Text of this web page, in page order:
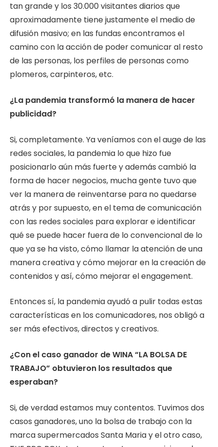
tan grande y los 30.000 visitantes diarios que
aproximadamente tiene justamente el medio de
difusión masivo; en las fundas encontramos el
camino con la acción de poder comunicar al resto
de las personas, los perfiles de personas como
plomeros, carpinteros, etc.
¿La pandemia transformó la manera de hacer
publicidad?
Si, completamente. Ya veníamos con el auge de las
redes sociales, la pandemia lo que hizo fue
posicionarlo aún más fuerte y además cambió la
forma de hacer negocios, mucha gente tuvo que
ver la manera de reinventarse para no quedarse
atrás y por supuesto, en el tema de comunicación
con las redes sociales para explorar e identificar
qué se puede hacer fuera de lo convencional de lo
que ya se ha visto, cómo llamar la atención de una
manera creativa y cómo mejorar en la creación de
contenidos y así, cómo mejorar el engagement.
Entonces sí, la pandemia ayudó a pulir todas estas
características en los comunicadores, nos obligó a
ser más efectivos, directos y creativos.
¿Con el caso ganador de WINA “LA BOLSA DE
TRABAJO” obtuvieron los resultados que
esperaban?
Si, de verdad estamos muy contentos. Tuvimos dos
casos ganadores, uno la bolsa de trabajo con la
marca supermercados Santa Maria y el otro caso,